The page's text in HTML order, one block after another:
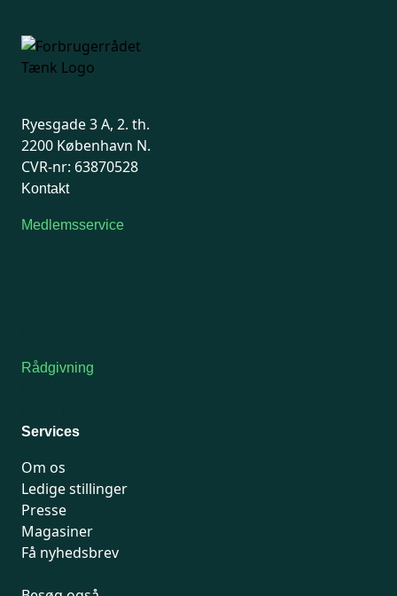
Ryesgade 3 A, 2. th.
2200 København N.
CVR-nr: 63870528
Kontakt
Medlemsservice
Rådgivning
Services
Om os
Ledige stillinger
Presse
Magasiner
Få nyhedsbrev